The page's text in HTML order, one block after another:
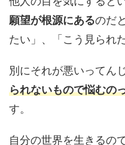
願望が根源にあるのだ
たい」、「こう見られ
別にそれが悪いってん
られないもので悩むの
す。
自分の世界を生きるの